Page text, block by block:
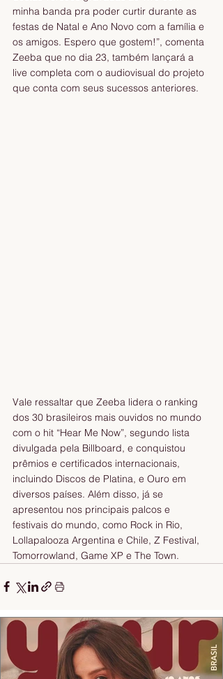
minha banda pra poder curtir durante as
festas de Natal e Ano Novo com a família e
os amigos. Espero que gostem!”, comenta
Zeeba que no dia 23, também lançará a
live completa com o audiovisual do projeto
que conta com seus sucessos anteriores.
Vale ressaltar que Zeeba lidera o ranking
dos 30 brasileiros mais ouvidos no mundo
com o hit “Hear Me Now”, segundo lista
divulgada pela Billboard, e conquistou
prêmios e certificados internacionais,
incluindo Discos de Platina, e Ouro em
diversos países. Além disso, já se
apresentou nos principais palcos e
festivais do mundo, como Rock in Rio,
Lollapalooza Argentina e Chile, Z Festival,
Tomorrowland, Game XP e The Town.